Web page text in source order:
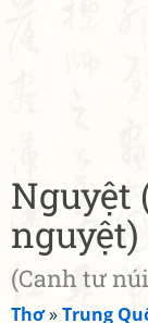
Nguyệt
nguyệt)
(Canh tư
Thơ»Trung